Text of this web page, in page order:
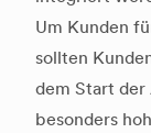
Um Kunden
sollten
dem Start
besonders